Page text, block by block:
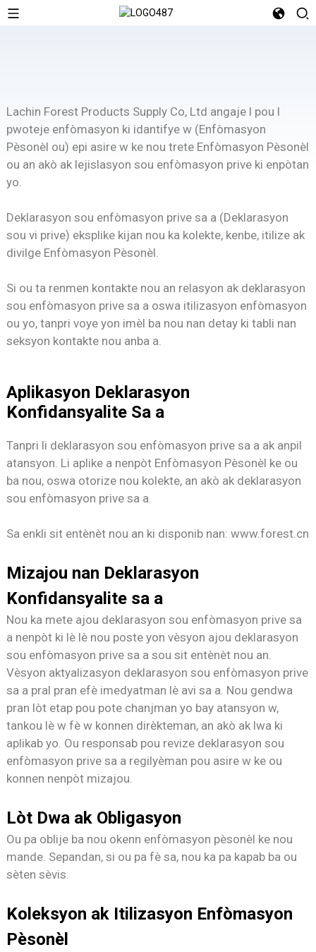
Lachin Forest Products Supply Co, Ltd angaje l pou l
pwoteje enfòmasyon ki idantifye w (Enfòmasyon
Pèsonèl ou) epi asire w ke nou trete Enfòmasyon Pèsonèl
ou an akò ak lejislasyon sou enfòmasyon prive ki enpòtan
yo.
Deklarasyon sou enfòmasyon prive sa a (Deklarasyon
sou vi prive) eksplike kijan nou ka kolekte, kenbe, itilize ak
divilge Enfòmasyon Pèsonèl.
Si ou ta renmen kontakte nou an relasyon ak deklarasyon
sou enfòmasyon prive sa a oswa itilizasyon enfòmasyon
ou yo, tanpri voye yon imèl ba nou nan detay ki tabli nan
seksyon kontakte nou anba a.
Aplikasyon Deklarasyon
Konfidansyalite Sa a
Tanpri li deklarasyon sou enfòmasyon prive sa a ak anpil
atansyon. Li aplike a nenpòt Enfòmasyon Pèsonèl ke ou
ba nou, oswa otorize nou kolekte, an akò ak deklarasyon
sou enfòmasyon prive sa a.
Sa enkli sit entènèt nou an ki disponib nan: www.forest.cn
Mizajou nan Deklarasyon
Konfidansyalite sa a
Nou ka mete ajou deklarasyon sou enfòmasyon prive sa
a nenpòt ki lè lè nou poste yon vèsyon ajou deklarasyon
sou enfòmasyon prive sa a sou sit entènèt nou an.
Vèsyon aktyalizasyon deklarasyon sou enfòmasyon prive
sa a pral pran efè imedyatman lè avi sa a. Nou gendwa
pran lòt etap pou pote chanjman yo bay atansyon w,
tankou lè w fè w konnen dirèkteman, an akò ak lwa ki
aplikab yo. Ou responsab pou revize deklarasyon sou
enfòmasyon prive sa a regilyèman pou asire w ke ou
konnen nenpòt mizajou.
Lòt Dwa ak Obligasyon
Ou pa oblije ba nou okenn enfòmasyon pèsonèl ke nou
mande. Sepandan, si ou pa fè sa, nou ka pa kapab ba ou
sèten sèvis.
Koleksyon ak Itilizasyon Enfòmasyon
Pèsonèl